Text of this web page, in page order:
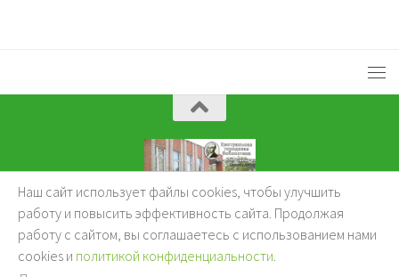
KuzBibliok © 2026.
Наш сайт использует файлы cookies, чтобы улучшить
работу и повысить эффективность сайта. Продолжая
работу с сайтом, вы соглашаетесь с использованием нами
cookies и политикой конфиденциальности.